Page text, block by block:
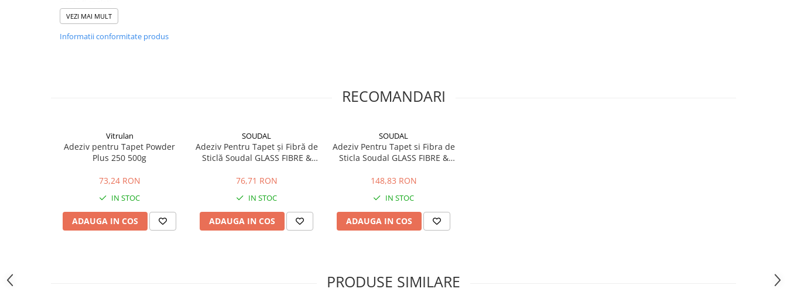
Latex pentru Adezivi și Chituri
Accesorii Hidroizolații
Impermeabilizări Suprafețe
Hidroizolații Bituminoase
Hidrofobizare și Tratamente
Tencuieli și Betoane
Amorse Tencuieli
Nivelare în Strat Subțire
• Rezistent la dezinfectanți și agenți de curățare
• Potrivit pentru persoanele care suferă de alergie
•Ecologic- Produs in acord cu Öko-Tex Standard 100
VEZI MAI MULT
Informatii conformitate produs
RECOMANDARI
Vitrulan
Adeziv pentru Tapet Powder
Plus 250 500g
73,24 RON
IN STOC
ADAUGA IN COS
SOUDAL
Adeziv Pentru Tapet și Fibră de
Sticlă Soudal GLASS FIBRE &
5kg
76,71 RON
IN STOC
ADAUGA IN COS
SOUDAL
Adeziv Pentru Tapet si Fibra de
Sticla Soudal GLASS FIBRE &
10kg
148,83 RON
IN STOC
ADAUGA IN COS
PRODUSE SIMILARE